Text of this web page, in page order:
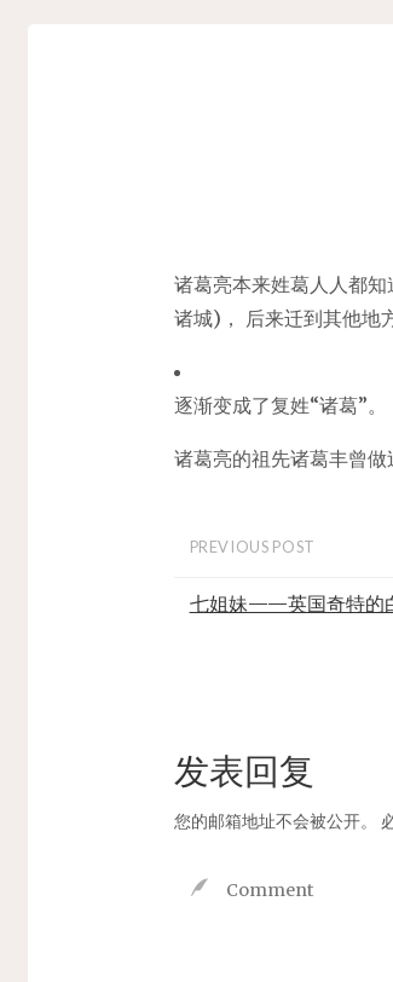
诸葛亮本来姓葛人人都
诸城)， 后来迁到其他地
逐渐变成了复姓“诸葛”。
诸葛亮的祖先诸葛丰曾做
PREVIOUS POST
七姐妹——英国奇特的
发表回复
您的邮箱地址不会被公开。